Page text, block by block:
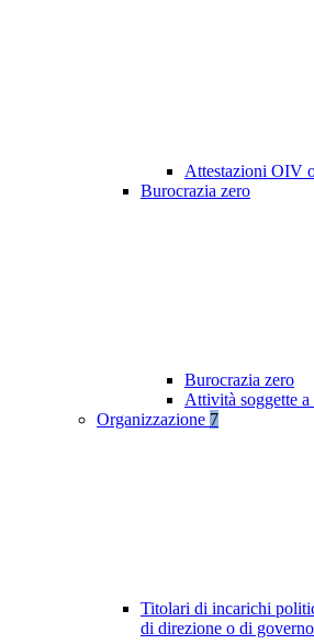
Attestazioni OIV
Burocrazia zero
Burocrazia zero
Attività soggette
Organizzazione 7
Titolari di incarichi
di direzione o di governo